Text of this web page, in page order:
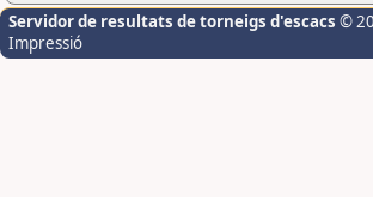
Servidor de resultats de torneigs d'escacs ©
Impressió